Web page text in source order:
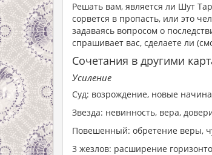
Решать вам, является ли Шут
сорвется в пропасть, или это
задаваясь вопросом о
спрашивает вас, сделаете ли
Сочетания в другими
Усиление
Суд: возрождение, новые
Звезда: невинность, вера,
Повешенный: обретение веры,
3 жезлов: расширение